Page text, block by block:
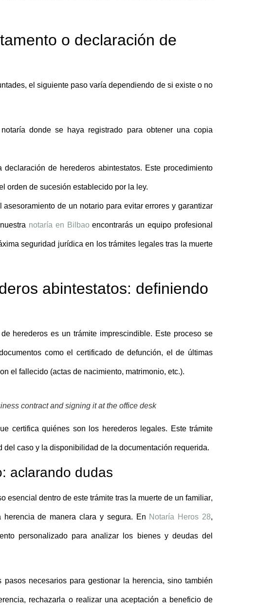
o declaración de
el siguiente paso varía dependiendo de si existe o no
donde se haya registrado para obtener una copia
declaración de herederos abintestatos. Este procedimiento
orden de sucesión establecido por la ley.
de un notario para evitar errores y garantizar
notaría en Bilbaoencontrarás un equipo profesional
seguridad jurídica en lostrámites legales tras la muerte
abintestatos: definiendo
herederos es un trámite imprescindible. Este proceso se
como el certificado de defunción, el de últimas
el fallecido (actas de nacimiento, matrimonio, etc.).
contract and signing it at the office desk
certifica quiénes son los herederos legales. Este trámite
caso y la disponibilidad de la documentación requerida.
aclarando dudas
esencial dentro de este trámite tras la muerte de un familiar,
de manera clara y segura. En Notaría Heros 28,
personalizado para analizar los bienes y deudas del
necesarios para gestionar la herencia, sino también
rechazarla o realizar una aceptación a beneficio de